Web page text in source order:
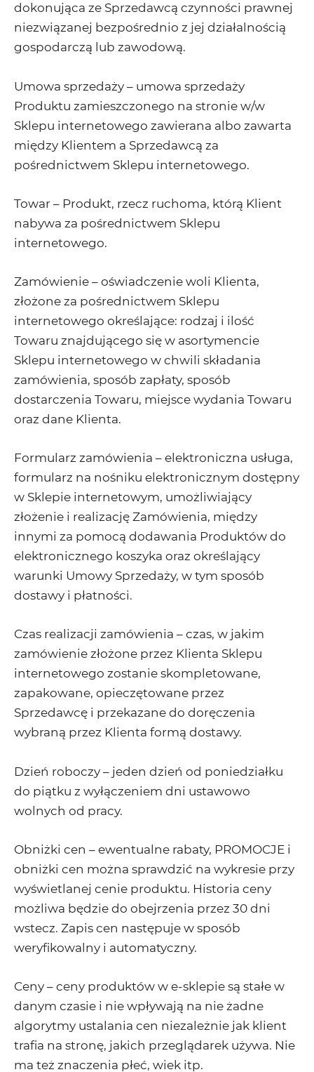
dokonująca ze Sprzedawcą czynności prawnej
niezwiązanej bezpośrednio z jej działalnością
gospodarczą lub zawodową.
Umowa sprzedaży – umowa sprzedaży
Produktu zamieszczonego na stronie w/w
Sklepu internetowego zawierana albo zawarta
między Klientem a Sprzedawcą za
pośrednictwem Sklepu internetowego.
Towar – Produkt, rzecz ruchoma, którą Klient
nabywa za pośrednictwem Sklepu
internetowego.
Zamówienie – oświadczenie woli Klienta,
złożone za pośrednictwem Sklepu
internetowego określające: rodzaj i ilość
Towaru znajdującego się w asortymencie
Sklepu internetowego w chwili składania
zamówienia, sposób zapłaty, sposób
dostarczenia Towaru, miejsce wydania Towaru
oraz dane Klienta.
Formularz zamówienia – elektroniczna usługa,
formularz na nośniku elektronicznym dostępny
w Sklepie internetowym, umożliwiający
złożenie i realizację Zamówienia, między
innymi za pomocą dodawania Produktów do
elektronicznego koszyka oraz określający
warunki Umowy Sprzedaży, w tym sposób
dostawy i płatności.
Czas realizacji zamówienia – czas, w jakim
zamówienie złożone przez Klienta Sklepu
internetowego zostanie skompletowane,
zapakowane, opieczętowane przez
Sprzedawcę i przekazane do doręczenia
wybraną przez Klienta formą dostawy.
Dzień roboczy – jeden dzień od poniedziałku
do piątku z wyłączeniem dni ustawowo
wolnych od pracy.
Obniżki cen – ewentualne rabaty, PROMOCJE i
obniżki cen można sprawdzić na wykresie przy
wyświetlanej cenie produktu. Historia ceny
możliwa będzie do obejrzenia przez 30 dni
wstecz. Zapis cen następuje w sposób
weryfikowalny i automatyczny.
Ceny – ceny produktów w e-sklepie są stałe w
danym czasie i nie wpływają na nie żadne
algorytmy ustalania cen niezależnie jak klient
trafia na stronę, jakich przeglądarek używa. Nie
ma też znaczenia płeć, wiek itp.